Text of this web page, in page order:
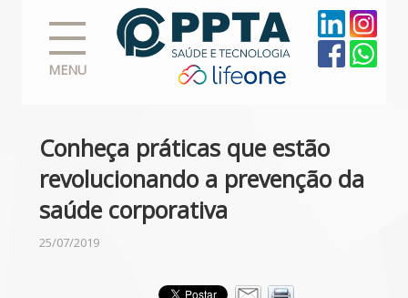
MENU
Conheça práticas que estão
revolucionando a prevenção da
saúde corporativa
25/07/2019